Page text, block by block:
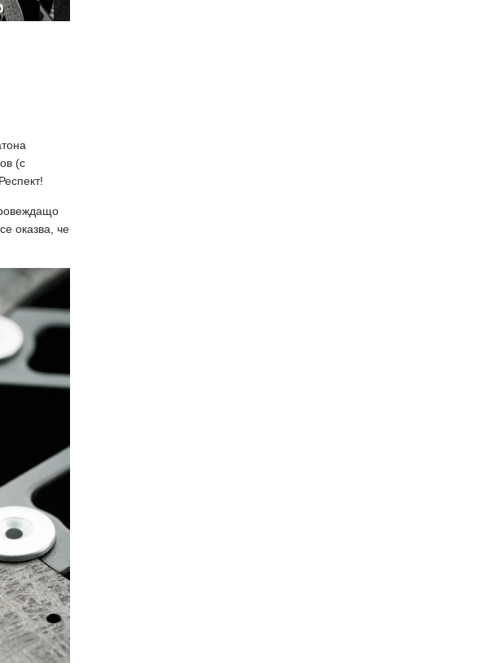
(с
оказва, че